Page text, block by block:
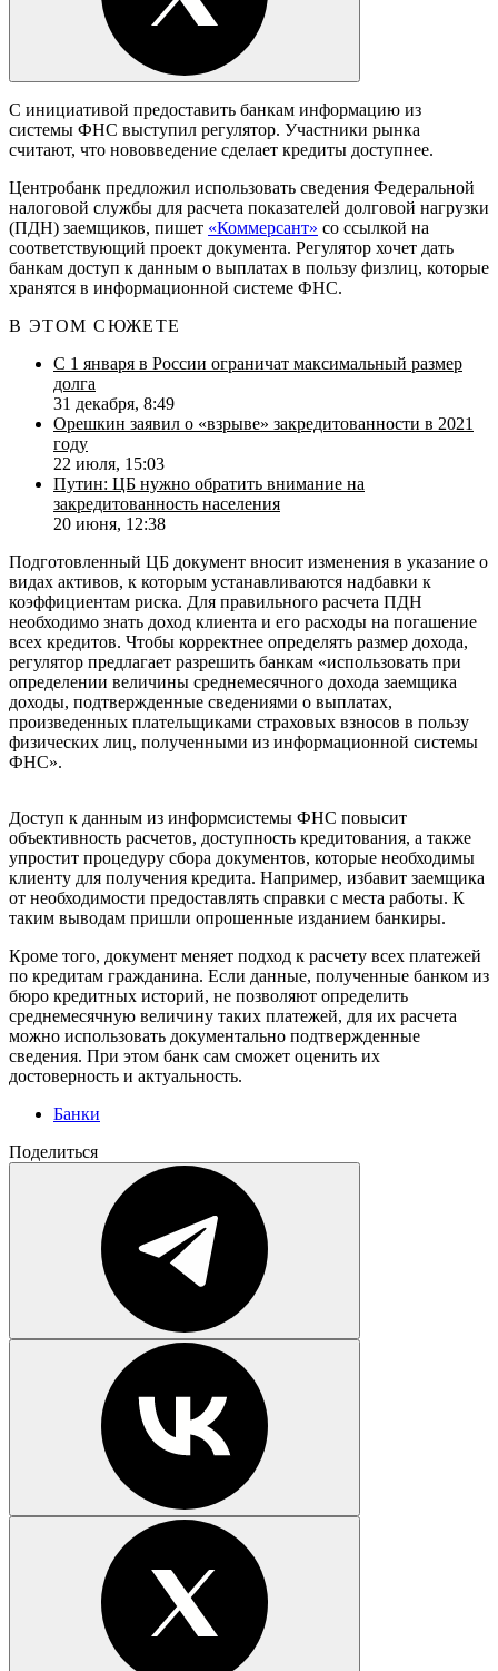
С инициативой предоставить банкам информацию из
системы ФНС выступил регулятор. Участники рынка
считают, что нововведение сделает кредиты доступнее.
Центробанк предложил использовать сведения Федеральной
налоговой службы для расчета показателей долговой нагрузки
(ПДН) заемщиков, пишет «Коммерсант» со ссылкой на
соответствующий проект документа. Регулятор хочет дать
банкам доступ к данным о выплатах в пользу физлиц, которые
хранятся в информационной системе ФНС.
В ЭТОМ СЮЖЕТЕ
С 1 января в России ограничат максимальный размер
долга
31 декабря, 8:49
Орешкин заявил о «взрыве» закредитованности в 2021
году
22 июля, 15:03
Путин: ЦБ нужно обратить внимание на
закредитованность населения
20 июня, 12:38
Подготовленный ЦБ документ вносит изменения в указание о
видах активов, к которым устанавливаются надбавки к
коэффициентам риска. Для правильного расчета ПДН
необходимо знать доход клиента и его расходы на погашение
всех кредитов. Чтобы корректнее определять размер дохода,
регулятор предлагает разрешить банкам «использовать при
определении величины среднемесячного дохода заемщика
доходы, подтвержденные сведениями о выплатах,
произведенных плательщиками страховых взносов в пользу
физических лиц, полученными из информационной системы
ФНС».
Доступ к данным из информсистемы ФНС повысит
объективность расчетов, доступность кредитования, а также
упростит процедуру сбора документов, которые необходимы
клиенту для получения кредита. Например, избавит заемщика
от необходимости предоставлять справки с места работы. К
таким выводам пришли опрошенные изданием банкиры.
Кроме того, документ меняет подход к расчету всех платежей
по кредитам гражданина. Если данные, полученные банком из
бюро кредитных историй, не позволяют определить
среднемесячную величину таких платежей, для их расчета
можно использовать документально подтвержденные
сведения. При этом банк сам сможет оценить их
достоверность и актуальность.
Банки
Поделиться